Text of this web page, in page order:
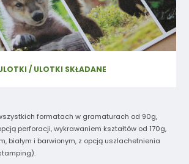
/ ULOTKI SKŁADANE
formatach w gramaturach od 90g,
perforacji, wykrawaniem kształtów od 170g,
białym i barwionym, z opcją uszlachetnienia